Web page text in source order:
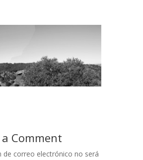
Comment
de correo electrónico no será